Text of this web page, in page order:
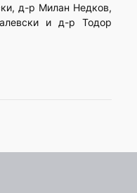
д-р Милан Недков,
и д-р Тодор